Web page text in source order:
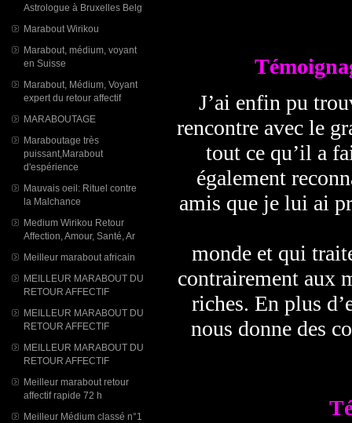
Astrologue à Bruxelles Belg
Marabout Wirikou
Marabout, médium, voyant
en Suisse
Marabout, Médium, Voyant
expert du retour affectif
MARABOUTAGE
Maraboutage très
puissant,Marabout
d'espérience
Mauvais oeil: Rituel contre
la Malchance
Medium Wirikou Retour
Affection, Amour, Santé, Ar
Meilleur marabout africain
MEILLEUR MARABOUT DU
RETOUR AFFECTIF
MEILLEUR MARABOUT DU
RETOUR AFFECTIF
MEILLEUR MARABOUT DU
RETOUR AFFECTIF
Meilleur marabout retour
affectif rapide 72 h
Meilleur Médium classé n°1
J’ai enfin pu
rencontre avec le
tout ce qu’il a
également
amis que je lui ai
monde et qui
contrairement aux
riches. En plus
nous donne des